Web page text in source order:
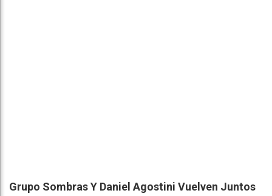
Grupo Sombras Y Daniel Agostini Vuelven Juntos